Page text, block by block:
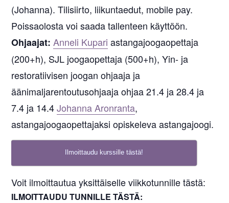
(Johanna). Tilisiirto, liikuntaedut, mobile pay.
Poissaolosta voi saada tallenteen käyttöön.
Ohjaajat:Anneli Kupari astangajoogaopettaja
(200+h), SJL joogaopettaja (500+h), Yin- ja
restoratiivisen joogan ohjaaja ja
äänimaljarentoutusohjaaja ohjaa 21.4 ja 28.4 ja
7.4 ja 14.4Johanna Aronranta,
astangajoogaopettajaksi opiskeleva astangajoogi.
Ilmoittaudu kurssille tästä!
Voit ilmoittautua yksittäiselle viikkotunnille tästä:
ILMOITTAUDU TUNNILLE TÄSTÄ: